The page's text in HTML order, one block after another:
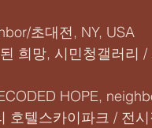
초대전, NY, USA
희망, 시민청갤러리
HOPE,
호텔스카이파크 / 전